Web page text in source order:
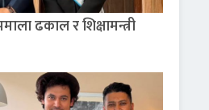
ढकाल र शिक्षामन्त्री